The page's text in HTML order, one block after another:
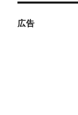
ゲ
ー
広告